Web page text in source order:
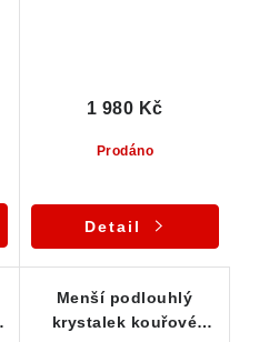
Prodáno
1 980 Kč
Detail
Menší podlouhlý
krystalek kouřové